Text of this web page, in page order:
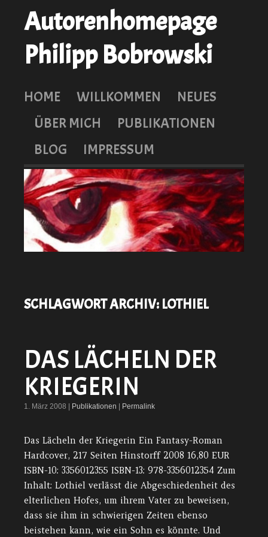
Autorenhomepage
Philipp Bobrowski
HOME WILLKOMMEN
NEUES
ÜBER MICH
PUBLIKATIONEN
BLOG
IMPRESSUM
SCHLAGWORT ARCHIV: LOTHIEL
DAS LÄCHELN DER
KRIEGERIN
1. März 2008 | Publikationen Permalink
Das Lächeln der Kriegerin Ein Fantasy-Roman
Hardcover, 217 Seiten Hinstorff 2008 16,80 EUR
ISBN-10: 3356012355 ISBN-13: 978-3356012354 Zum
Inhalt: Lothiel verlässt die Abgeschiedenheit des
elterlichen Hofes, um ihrem Vater zu beweisen,
dass sie ihm in schwierigen Zeiten ebenso
beistehen kann, wie ein Sohn es könnte. Und